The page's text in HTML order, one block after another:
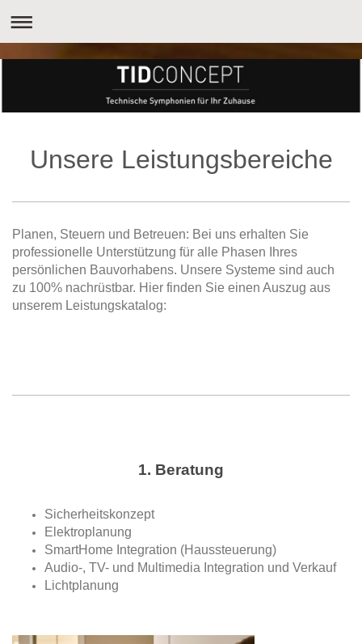
Unsere Leistungsbereiche
Planen, Steuern und Betreuen: Bei uns erhalten Sie
professionelle Unterstützung für alle Phasen Ihres
persönlichen Bauvorhabens. Unsere Systeme sind auch
zu 100% nachrüstbar. Hier finden Sie einen Auszug aus
unserem Leistungskatalog:
1. Beratung
Sicherheitskonzept
Elektroplanung
SmartHome Integration (Haussteuerung)
Audio-, TV- und Multimedia Integration und Verkauf
Lichtplanung